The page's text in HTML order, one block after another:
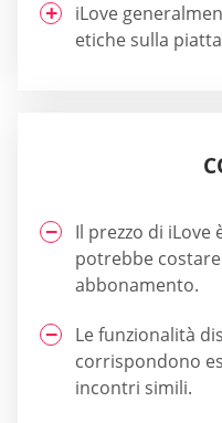
iLove
etiche sulla
Il prezzo di iLove
potrebbe
abbonamento.
Le funzionalità
corrispondono
incontri simili.